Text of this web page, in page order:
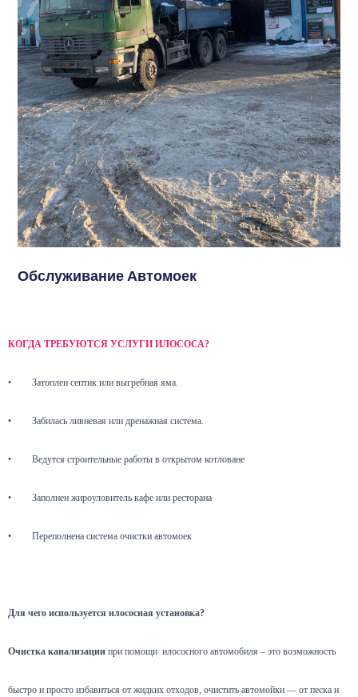
Обслуживание Автомоек
КОГДА ТРЕБУЮТСЯ УСЛУГИ ИЛОСОСА?
• Затоплен септик или выгребная яма.
• Забилась ливневая или дренажная система.
• Ведутся строительные работы в открытом котловане
• Заполнен жироуловитель кафе или ресторана
• Переполнена система очистки автомоек
Для чего используется илососная установка?
Очистка канализации при помощи илососного автомобиля – это возможность
быстро и просто избавиться от жидких отходов, очистить автомойки — от песка и